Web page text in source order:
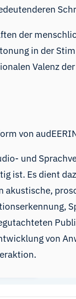
der
in der
Valenz
von
und
ist. Es dient
von